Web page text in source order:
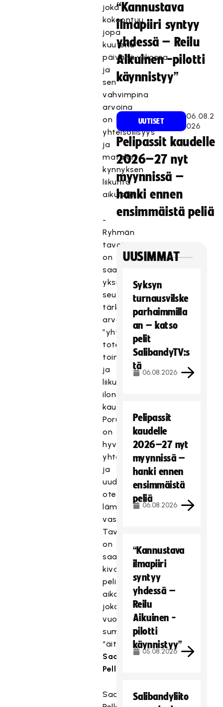
joka
kokoontuu
jopa
kuutena
päivänä viikossa
ja
sen
vahvimpina
arvoina
on
yhteisöllisyys
ja
matalan
kynnyksen
liikunta
aikuisille.
-
Ryhmän
tavoite
on
saada
yksi
seuramme
tärkeistä
arvoista
”yhteisöllisyys”
toteutumaan yhteisen
toiminnan
ja
liikunnan
ilon
kautta.
Porukkamme
on
hyvin
yhteennivoutunut
ja
uudet pelurit
otetaan
lämpimästi
vastaan.
Tavoite
on
saada
kivat
pelit
aikaan
joka
vuorolle,
summaa Kuntosählyn
“äiti”
Saara
Pellosniemi.
Saara
“Kannustava
ilmapiiri syntyy
yhdessä – Reilu
Aikuinen -pilotti
käynnistyy”
UUTISET
06.08.2
026
Pelipassit kaudelle
2026–27 nyt
myynnissä –
hanki ennen
ensimmäistä peliä
UUSIMMAT
Syksyn
turnausvilske
parhaimmilla
an – katso
pelit
SalibandyTV:s
tä
06.08.2026
Pelipassit
kaudelle
2026–27 nyt
myynnissä –
hanki ennen
ensimmäistä
peliä
06.08.2026
“Kannustava
ilmapiiri
syntyy
yhdessä –
Reilu
Aikuinen -
pilotti
käynnistyy”
05.08.2026
Salibandyliito